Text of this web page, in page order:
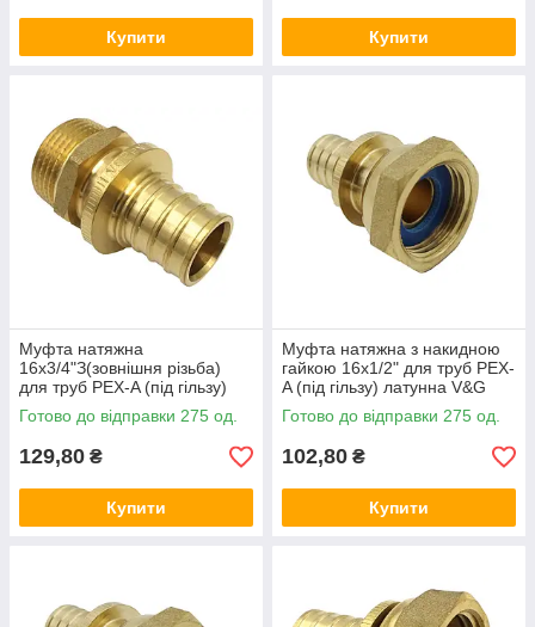
Купити Купити
Муфта натяжна
16x3/4"З(зовнішня різьба)
для труб PEX-A (під гільзу)
латунна V&G (VALOGIN)
Готово до відправки 275 од.
129,80 ₴
Купити
Муфта натяжна з накидною
гайкою 16x1/2" для труб PEX-
A (під гільзу) латунна V&G
(VALOGIN)
Готово до відправки 275 од.
102,80 ₴
Купити